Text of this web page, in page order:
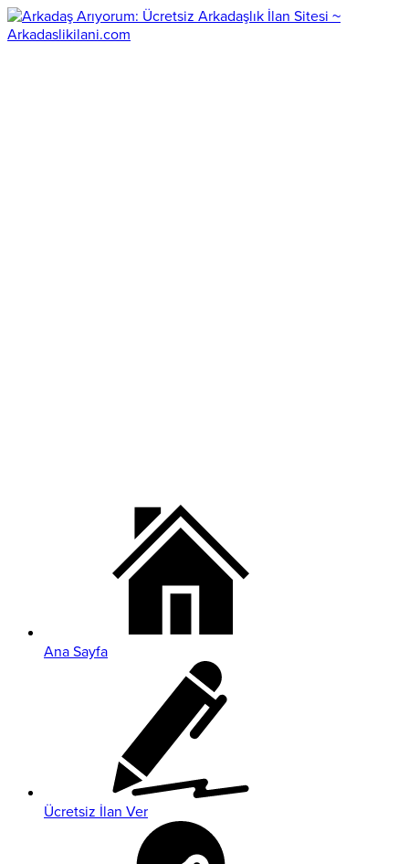
Ana Sayfa
Ücretsiz İlan Ver